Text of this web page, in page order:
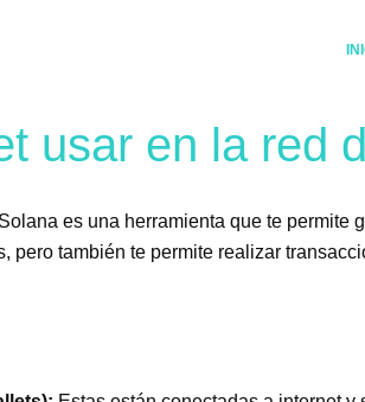
usar en la red
es una herramienta que te
pero también te permite realizar